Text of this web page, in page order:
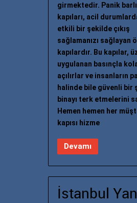
girmektedir. Panik barlı
kapıları, acil
etkili bir şekilde çıkış
sağlamanızı sağlayan
kapılardır. Bu kapılar,
uygulanan basınçla
açılırlar ve insanların
halinde bile güvenli bir
binayı terk etmelerini
Hemen hemen her
kapısı hizme
Devamı
İstanbul